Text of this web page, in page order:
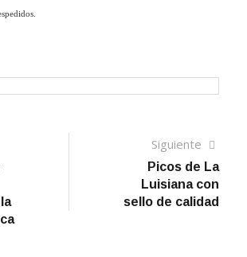
Siguiente
Picos de La
Luisiana con
sello de calidad